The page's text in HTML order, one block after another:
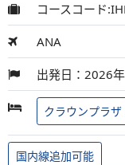
コースコード
ANA
出発日：2026
クラウンプラ
国内線追加可能